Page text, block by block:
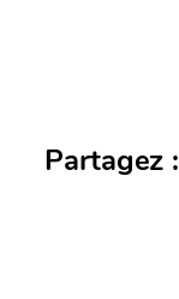
Partagez :